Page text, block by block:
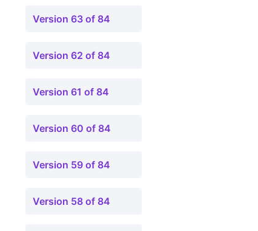
Version 63 of 84
Version 62 of 84
Version 61 of 84
Version 60 of 84
Version 59 of 84
Version 58 of 84